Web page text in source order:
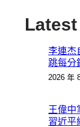
李連杰
跳每分
2026 年
王偉中
習近平